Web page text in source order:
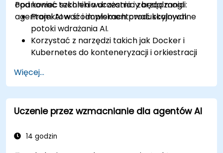
opanować techniki wdrażania i zarządzania
agentami AI w środowiskach produkcyjnych.
Pod koniec szkolenia uczestnicy będą mogli:
Projektować i implementować skalowalne
potoki wdrażania AI.
Korzystać z narzędzi takich jak Docker i
Kubernetes do konteneryzacji i orkiestracji
Monitorować i optymalizować agentów AI w
środowiskach produkcyjnych.
Implementować przepływy pracy CI/CD dla
wdrożeń agentów AI.
bezpieczeństwa i zarządzania danymi.
Więcej...
Uczenie przez wzmacnianie dla agentów AI
14 godzin